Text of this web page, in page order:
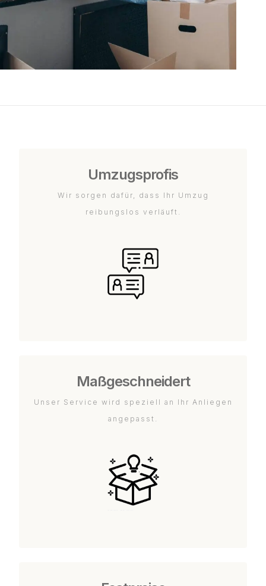
Umzugsprofis
Wir sorgen dafür, dass Ihr Umzug
reibungslos verläuft.
Maßgeschneidert
Unser Service wird speziell an Ihr Anliegen
angepasst.